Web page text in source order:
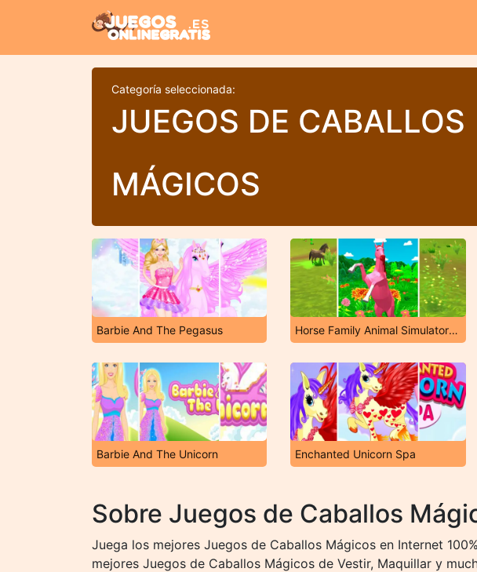
Categoría seleccionada:
JUEGOS DE CABALLOS
MÁGICOS
Barbie And The Pegasus Horse Family Animal Simulator 3D
Barbie And The Unicorn Enchanted Unicorn Spa
Sobre Juegos de Caballos
Juega los mejores Juegos de Caballos Mágicos en Internet
mejores Juegos de Caballos Mágicos de Vestir, Maquillar y